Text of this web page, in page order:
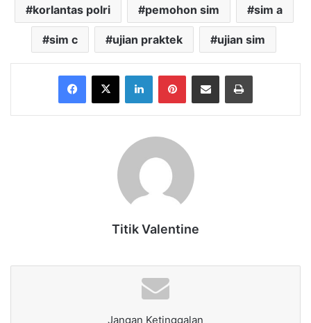
korlantas polri pemohon sim sim a
sim c ujian praktek ujian sim
Facebook
X LinkedInPinterestShare via Email Print
Titik Valentine
Jangan Ketinggalan